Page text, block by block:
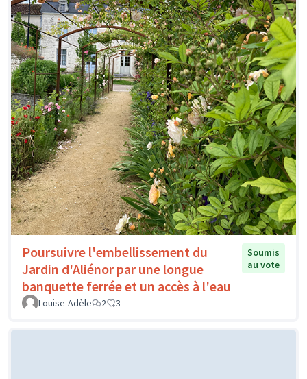
Poursuivre l'embellissement du
Jardin d'Aliénor par une longue
banquette ferrée et un accès à l'eau
Soumis
au vote
Louise-Adèle 2 3